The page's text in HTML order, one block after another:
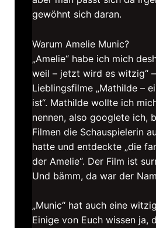
gewöhnt sich daran.
Warum Amelie Munic?
„Amelie“ habe ich mich
weil – jetzt wird es witzig“
Lieblingsfilme „Mathilde –
ist“. Mathilde wollte ich
nennen, also googlete ich,
Filmen die Schauspielerin
hatte und entdeckte „die
der Amelie“. Der Film ist
Und bämm, da war der
„Munic“ hat auch eine
Einige von Euch wissen ja,